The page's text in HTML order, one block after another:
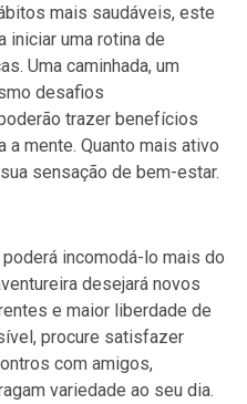
mais saudáveis, este
iniciar uma rotina de
Uma caminhada, um
desafios
trazer benefícios
a mente. Quanto mais ativo
sensação de bem-estar.
incomodá-lo mais do
desejará novos
e maior liberdade de
procure satisfazer
com amigos,
variedade ao seu dia.